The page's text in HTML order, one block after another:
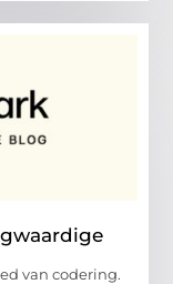
van codering.